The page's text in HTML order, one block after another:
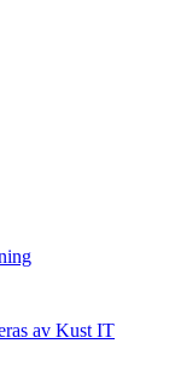
av Kust IT